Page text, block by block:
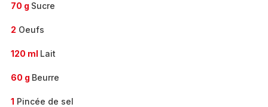
70 g Sucre
2 Oeufs
120 ml Lait
60 g Beurre
1 Pincée de sel